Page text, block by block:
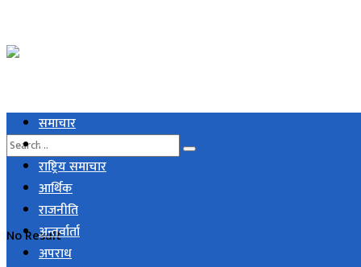
No Result
समाचार
स्थानिय समाचार
राष्ट्रिय समाचार
आर्थिक
राजनीति
अन्तर्वार्ता
अपराध